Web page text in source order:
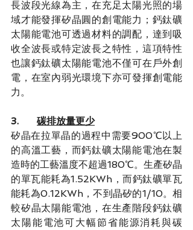
長波段光線為主，在充足太陽光照的場
域才能發揮矽晶圓的創電能力；鈣鈦礦
太陽能電池可透過材料的調配，達到吸
收全波長或特定波長之特性，這項特性
也讓鈣鈦礦太陽能電池不僅可在戶外創
電，在室內弱光環境下亦可發揮創電能
力。
3. 碳排放量更少
矽晶在拉單晶的過程中需要900℃以上
的高溫工藝，而鈣鈦礦太陽能電池在製
造時的工藝溫度不超過180℃。生產矽晶
的單瓦能耗為1.52KWh，而鈣鈦礦單瓦
能耗為0.12KWh，不到晶矽的1/10。相
較矽晶太陽能電池，在生產階段鈣鈦礦
太陽能電池可大幅節省能源消耗與碳